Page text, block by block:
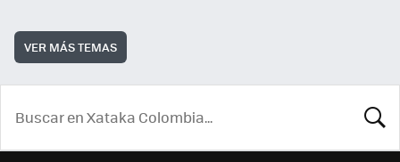
VER MÁS TEMAS